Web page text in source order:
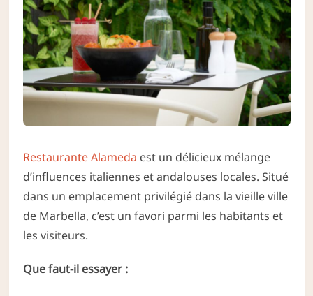
Restaurante Alameda est un délicieux mélange
d’influences italiennes et andalouses locales. Situé
dans un emplacement privilégié dans la vieille ville
de Marbella, c’est un favori parmi les habitants et
les visiteurs.
Que faut-il essayer :